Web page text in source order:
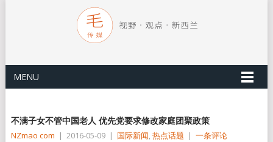
MENU
不满子女不管中国老人 优先党要求修改家庭团聚政策
NZmao com | 2016-05-09 | 国际新闻,热点话题 | 一条评论